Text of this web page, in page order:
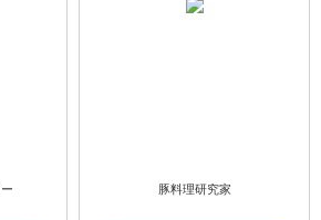
豚料理研究家